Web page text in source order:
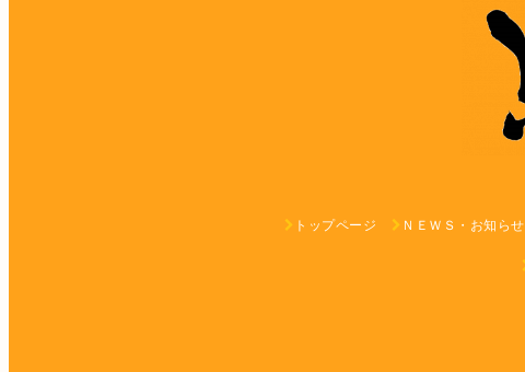
トップページ ＮＥＷＳ・お知らせ